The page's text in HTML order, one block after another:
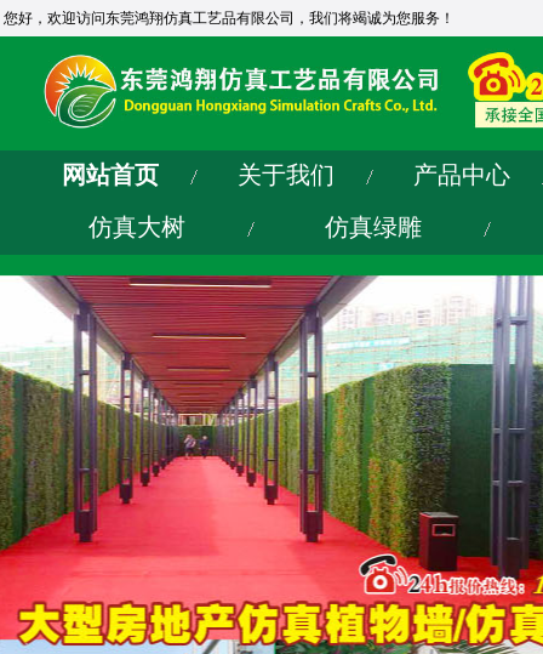
您好，欢迎访问东莞鸿翔仿真工艺品有限公司，我们将竭诚为您服务！
网站首页 关于我们
产品中心
仿真大树
仿真绿雕